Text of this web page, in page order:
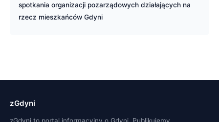
spotkania organizacji pozarządowych działających na
rzecz mieszkańców Gdyni
zGdyni